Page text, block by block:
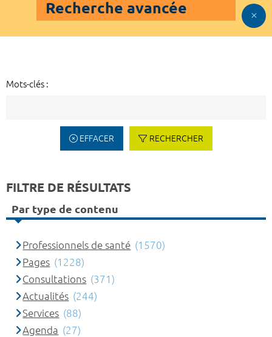
Recherche avancée
Mots-clés :
EFFACER RECHERCHER
FILTRE DE RÉSULTATS
Par type de contenu
Professionnels de santé (1570)
Pages (1228)
Consultations (371)
Actualités (244)
Services (88)
Agenda (27)